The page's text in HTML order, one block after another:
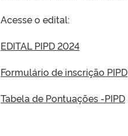
Acesse o edital:
EDITAL PIPD 2024
Formulário de inscrição PIPD
Tabela de Pontuações -PIPD